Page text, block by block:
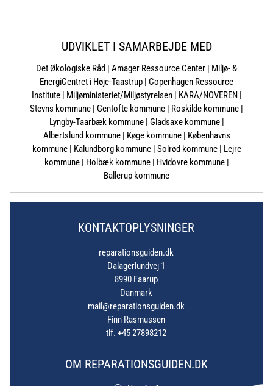
UDVIKLET I SAMARBEJDE MED
Det Økologiske Råd | Amager Ressource Center | Miljø- &
EnergiCentret i Høje-Taastrup | Copenhagen Ressource
Institute | Miljøministeriet/Miljøstyrelsen | KARA/NOVEREN |
Stevns kommune | Gentofte kommune | Roskilde kommune |
Lyngby-Taarbæk kommune | Gladsaxe kommune |
Albertslund kommune | Køge kommune | Københavns
kommune | Kalundborg kommune | Solrød kommune | Lejre
kommune | Holbæk kommune | Hvidovre kommune |
Ballerup kommune
KONTAKTOPLYSNINGER
reparationsguiden.dk
Dalagerlundvej 1
8990 Faarup
Danmark
mail@reparationsguiden.dk
Finn Rasmussen
tlf. +45 27898212
OM REPARATIONSGUIDEN.DK